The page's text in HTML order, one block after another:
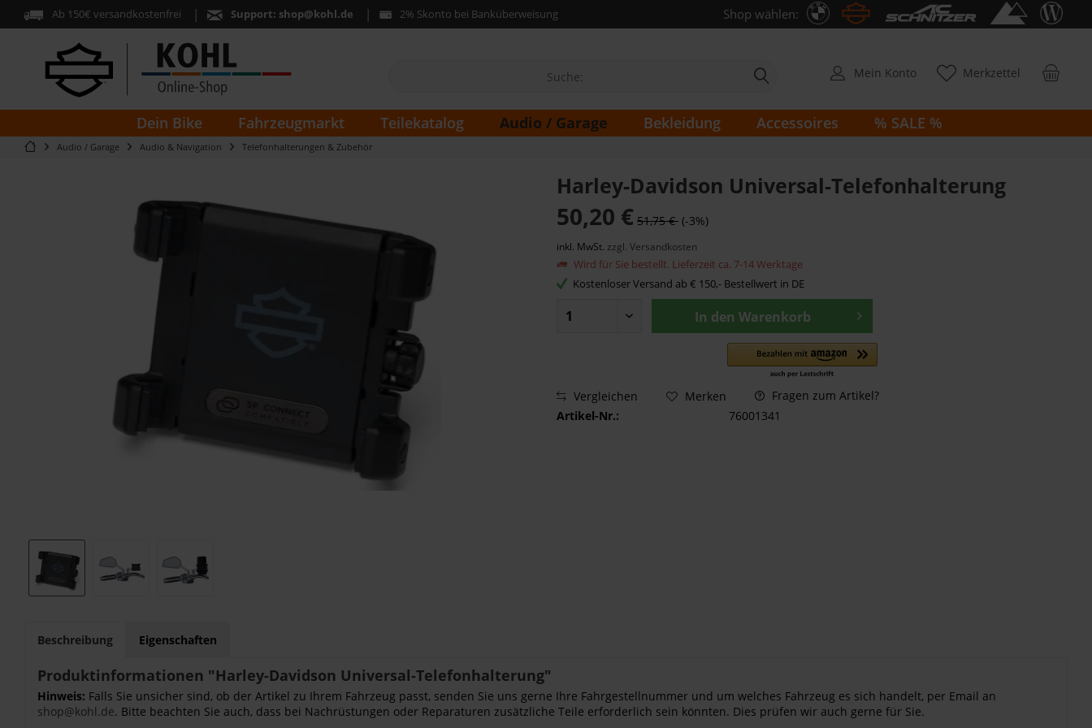
Ab 150€ versandkostenfrei Support: shop@kohl.de 2% Skonto bei Banküberweisung Shop wählen:
Merkzettel
Mein Konto
Dein Bike Fahrzeugmarkt Teilekatalog Audio / Garage Bekleidung Accessoires % SALE %
Audio / Garage Audio & Navigation Telefonhalterungen & Zubehör
Harley-Davidson Universal-Telefonhalterung
50,20 € 51,75 €(-3%)
inkl. MwSt. zzgl. Versandkosten
Wird für Sie bestellt. Lieferzeit ca. 7-14 Werktage
Kostenloser Versand ab € 150,- Bestellwert in DE
In den Warenkorb
Vergleichen Merken
Fragen zum Artikel?
Artikel-Nr.:
76001341
Beschreibung Eigenschaften
Produktinformationen "Harley-Davidson Universal-Telefonhalterung"
Hinweis: Falls Sie unsicher sind, ob der Artikel zu Ihrem Fahrzeug passt, senden Sie uns gerne Ihre Fahrgestellnummer und um welches Fahrzeug es sich handelt, per Email an
shop@kohl.de. Bitte beachten Sie auch, dass bei Nachrüstungen oder Reparaturen zusätzliche Teile erforderlich sein könnten. Dies prüfen wir auch gerne für Sie.